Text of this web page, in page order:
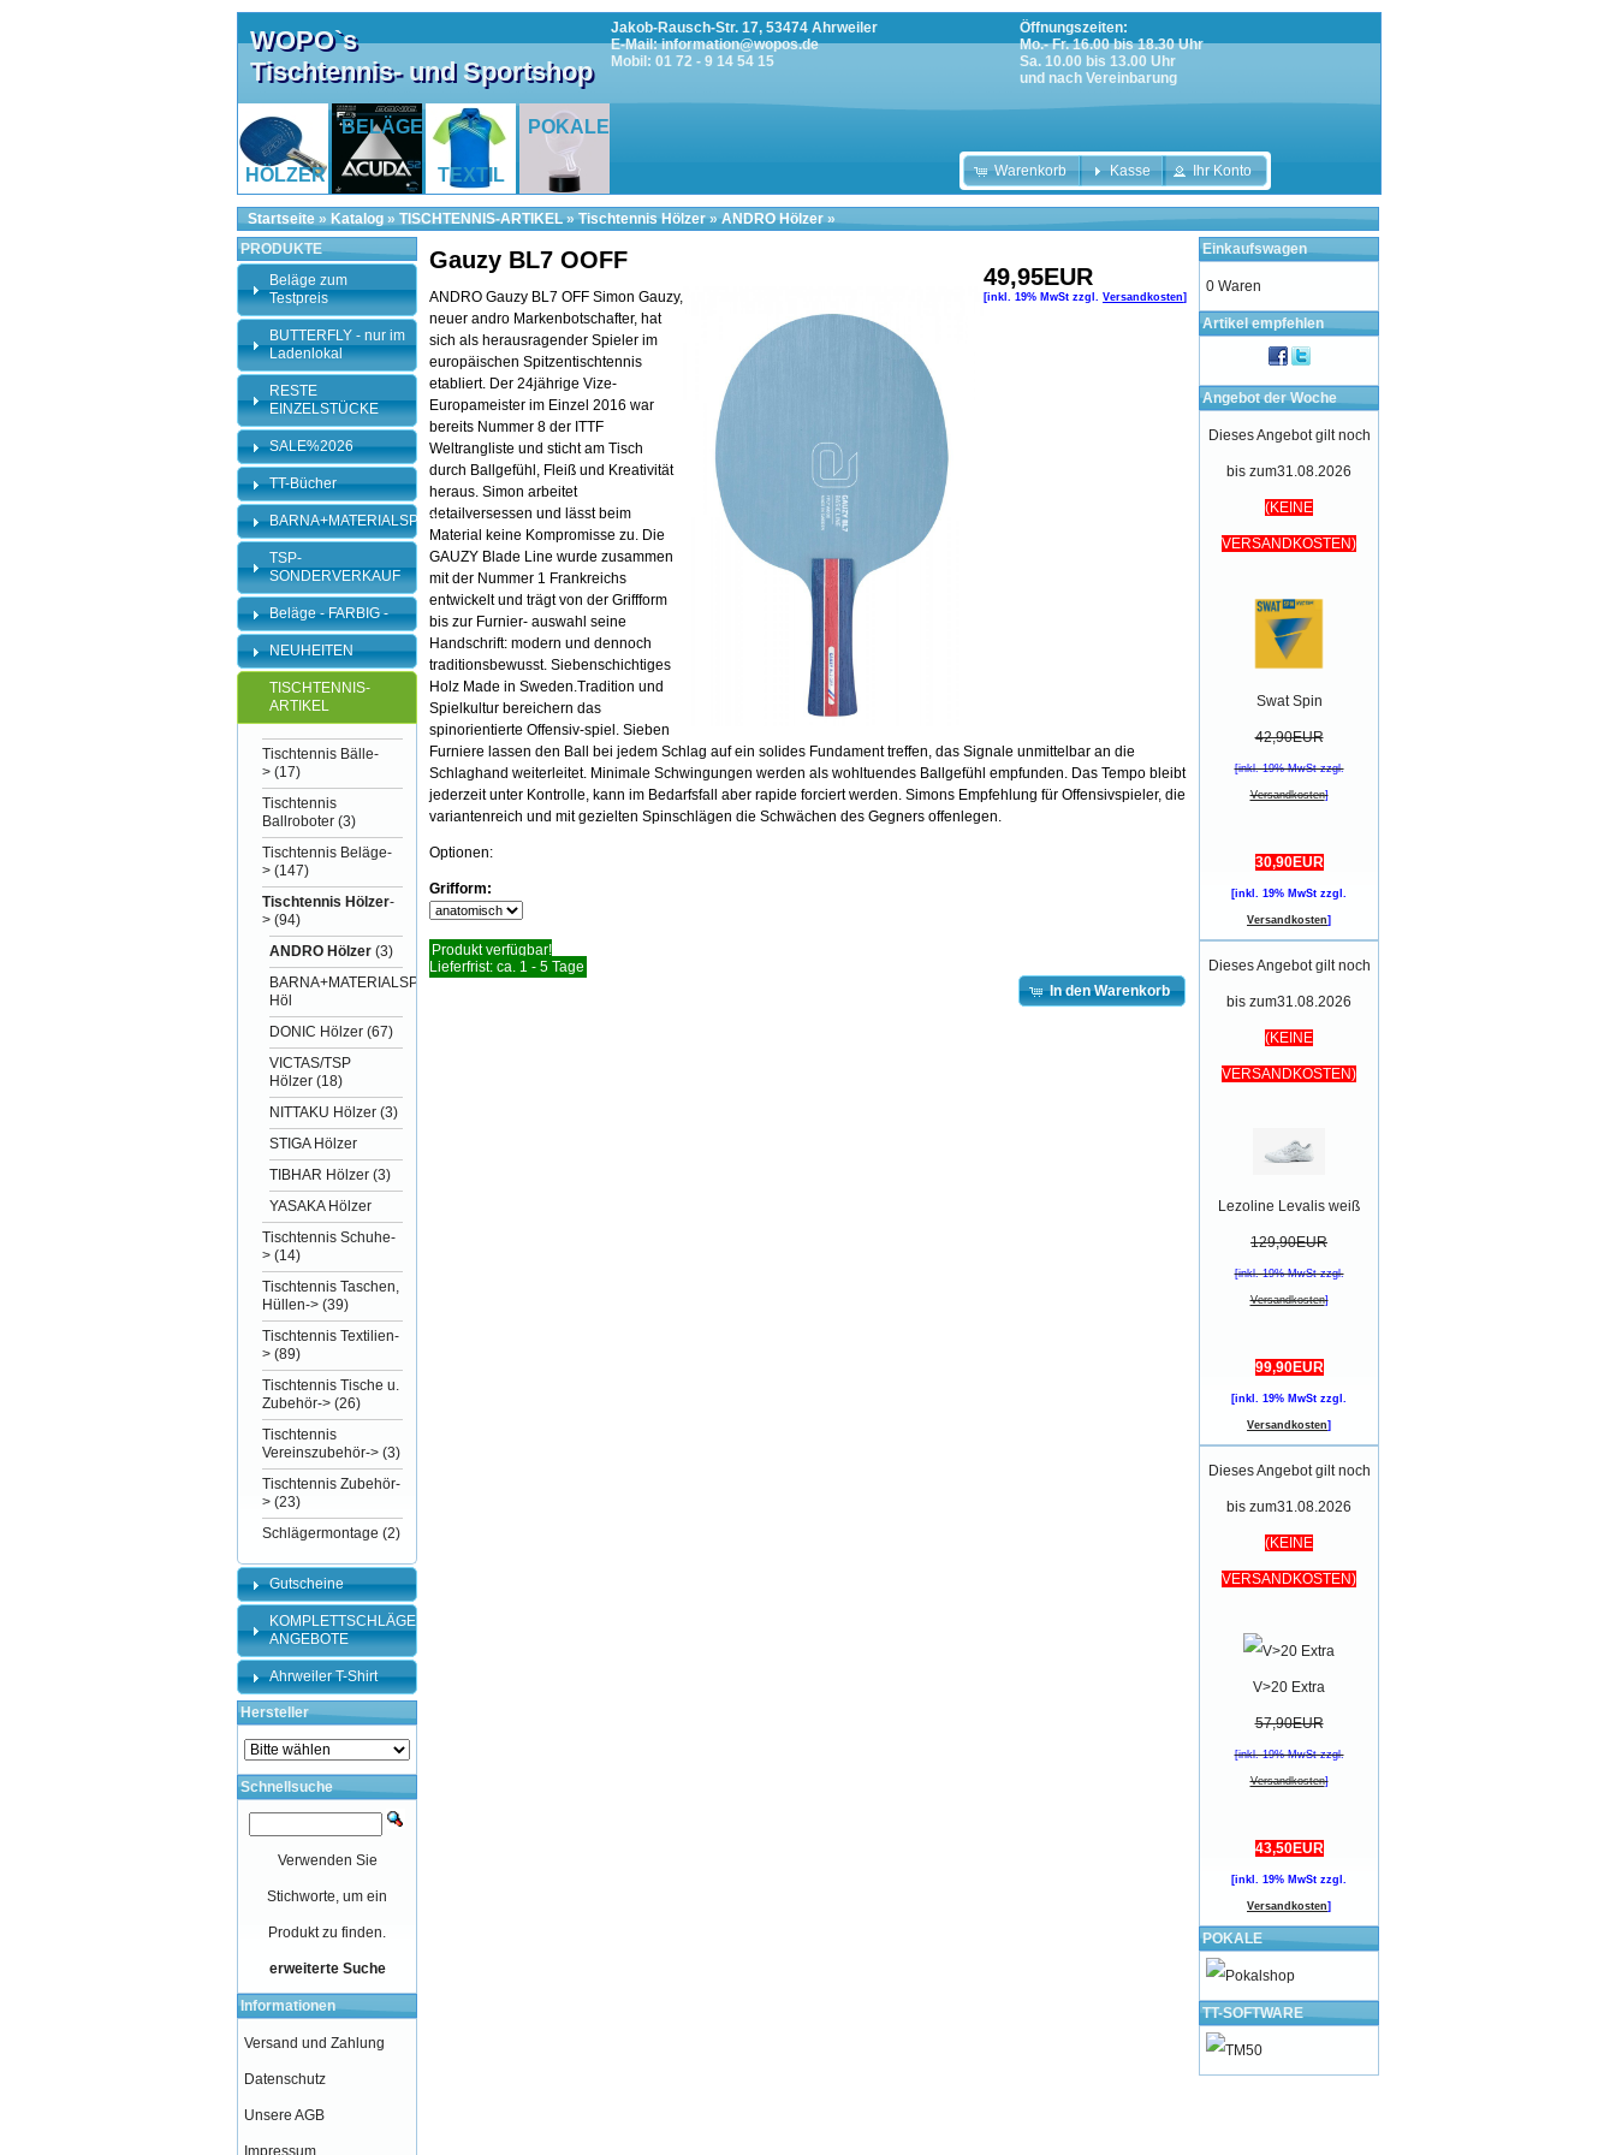
WOPO`s
Tischtennis- und Sportshop
Jakob-Rausch-Str. 17, 53474 Ahrweiler
E-Mail: information@wopos.de
Mobil: 01 72 - 9 14 54 15
Öffnungszeiten:
Mo.- Fr. 16.00 bis 18.30 Uhr
Sa. 10.00 bis 13.00 Uhr
und nach Vereinbarung
HÖLZER
BELÄGE
TEXTIL
POKALE
Warenkorb Kasse Ihr Konto
Startseite » Katalog » TISCHTENNIS-ARTIKEL»Tischtennis Hölzer»ANDRO Hölzer»
49,95EUR
[inkl. 19% MwSt zzgl. Versandkosten]
Gauzy BL7 OOFF
ANDRO Gauzy BL7 OFF Simon Gauzy,
neuer andro Markenbotschafter, hat
sich als herausragender Spieler im
europäischen Spitzentischtennis
etabliert. Der 24jährige Vize-
Europameister im Einzel 2016 war
bereits Nummer 8 der ITTF
Weltrangliste und sticht am Tisch
durch Ballgefühl, Fleiß und Kreativität
heraus. Simon arbeitet
detailversessen und lässt beim
Material keine Kompromisse zu. Die
GAUZY Blade Line wurde zusammen
mit der Nummer 1 Frankreichs
entwickelt und trägt von der Griffform
bis zur Furnier- auswahl seine
Handschrift: modern und dennoch
traditionsbewusst. Siebenschichtiges
Holz Made in Sweden.Tradition und
Spielkultur bereichern das
spinorientierte Offensiv-spiel. Sieben
Furniere lassen den Ball bei jedem Schlag auf ein solides Fundament treffen, das Signale unmittelbar an die
Schlaghand weiterleitet. Minimale Schwingungen werden als wohltuendes Ballgefühl empfunden. Das Tempo bleibt
jederzeit unter Kontrolle, kann im Bedarfsfall aber rapide forciert werden. Simons Empfehlung für Offensivspieler, die
variantenreich und mit gezielten Spinschlägen die Schwächen des Gegners offenlegen.
Optionen:
Grifform:
Produkt verfügbar!
Lieferfrist: ca. 1 - 5 Tage
In den Warenkorb
PRODUKTE
Beläge zum
Testpreis
BUTTERFLY - nur im
Ladenlokal
RESTE
EINZELSTÜCKE
SALE%2026
TT-Bücher
BARNA+MATERIALSPEZI
TSP-
SONDERVERKAUF
Beläge - FARBIG -
NEUHEITEN
TISCHTENNIS-
ARTIKEL
Tischtennis Bälle-
> (17)
Tischtennis
Ballroboter (3)
Tischtennis Beläge-
> (147)
Tischtennis Hölzer-
> (94)
ANDRO Hölzer (3)
BARNA+MATERIALSPEZI
Höl
DONIC Hölzer (67)
VICTAS/TSP
Hölzer (18)
NITTAKU Hölzer (3)
STIGA Hölzer
TIBHAR Hölzer (3)
YASAKA Hölzer
Tischtennis Schuhe-
> (14)
Tischtennis Taschen,
Hüllen-> (39)
Tischtennis Textilien-
> (89)
Tischtennis Tische u.
Zubehör-> (26)
Tischtennis
Vereinszubehör-> (3)
Tischtennis Zubehör-
> (23)
Schlägermontage (2)
Gutscheine
KOMPLETTSCHLÄGER-
ANGEBOTE
Ahrweiler T-Shirt
Hersteller
Schnellsuche
Verwenden Sie
Stichworte, um ein
Produkt zu finden.
erweiterte Suche
Informationen
Versand und Zahlung
Datenschutz
Unsere AGB
Impressum
Einkaufswagen
0 Waren
Artikel empfehlen
Angebot der Woche
Dieses Angebot gilt noch
bis zum31.08.2026
(KEINE
VERSANDKOSTEN)
Swat Spin
42,90EUR
[inkl. 19% MwSt zzgl.
Versandkosten]
30,90EUR
[inkl. 19% MwSt zzgl.
Versandkosten]
Dieses Angebot gilt noch
bis zum31.08.2026
(KEINE
VERSANDKOSTEN)
Lezoline Levalis weiß
129,90EUR
[inkl. 19% MwSt zzgl.
Versandkosten]
99,90EUR
[inkl. 19% MwSt zzgl.
Versandkosten]
Dieses Angebot gilt noch
bis zum31.08.2026
(KEINE
VERSANDKOSTEN)
V>20 Extra
57,90EUR
[inkl. 19% MwSt zzgl.
Versandkosten]
43,50EUR
[inkl. 19% MwSt zzgl.
Versandkosten]
POKALE
TT-SOFTWARE